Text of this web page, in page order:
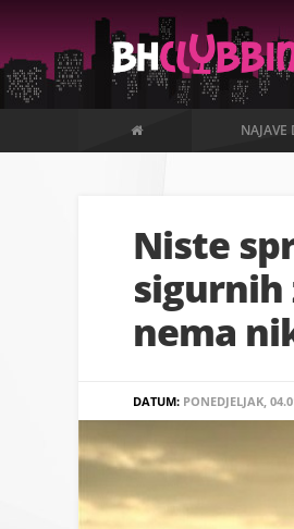
Niste
sigurnih
nema
DATUM: PONEDJELJAK,